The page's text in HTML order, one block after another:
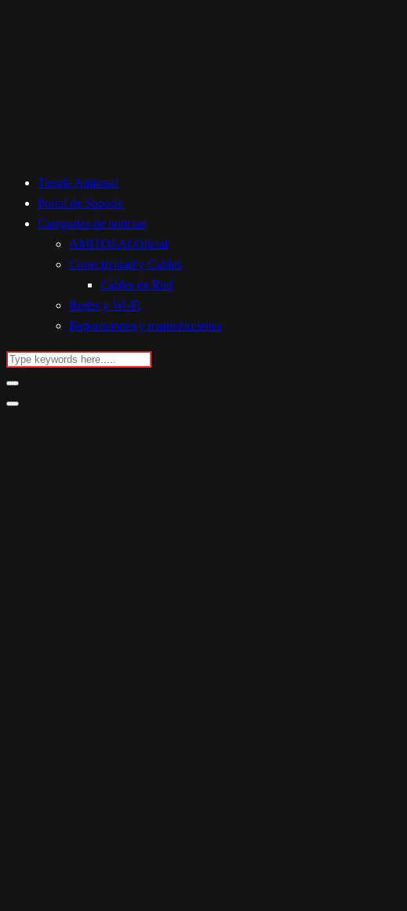
Tienda Amitosai
Portal de Soporte
Categorías de noticias
AMITOSAI Oficial
Conectividad y Cables
Cables de Red
Redes y Wi-Fi
Reparaciones y mantenimiento